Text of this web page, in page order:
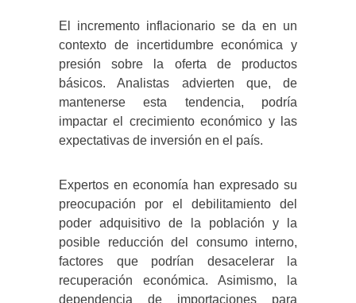
El incremento inflacionario se da en un
contexto de incertidumbre económica y
presión sobre la oferta de productos
básicos. Analistas advierten que, de
mantenerse esta tendencia, podría
impactar el crecimiento económico y las
expectativas de inversión en el país.
Expertos en economía han expresado su
preocupación por el debilitamiento del
poder adquisitivo de la población y la
posible reducción del consumo interno,
factores que podrían desacelerar la
recuperación económica. Asimismo, la
dependencia de importaciones para